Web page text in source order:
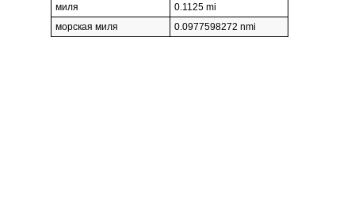
миля
0.1125 mi
морская миля
0.0977598272 nmi